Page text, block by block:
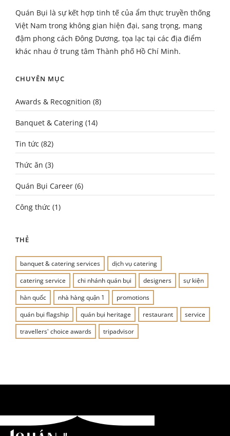
Quán Bụi là sự kết hợp tinh tế của ẩm thực truyền thống
Việt Nam trong không gian hiện đại, sang trọng, mang
đậm phong cách Đông Dương, tọa lạc tại các địa điểm
khác nhau ở trung tâm Thành phố Hồ Chí Minh.
CHUYÊN MỤC
Awards & Recognition (8)
Banquet & Catering (14)
Tin tức (82)
Thức ăn (3)
Quán Bụi Career (6)
Công thức (1)
THẺ
banquet & catering services
dịch vụ catering
catering service
chi nhánh quán bụi designers
sự kiện
hàn quốc
nhà hàng quận 1
promotions
quán bụi flagship
quán bụi heritage restaurant
service
travellers' choice awards
tripadvisor